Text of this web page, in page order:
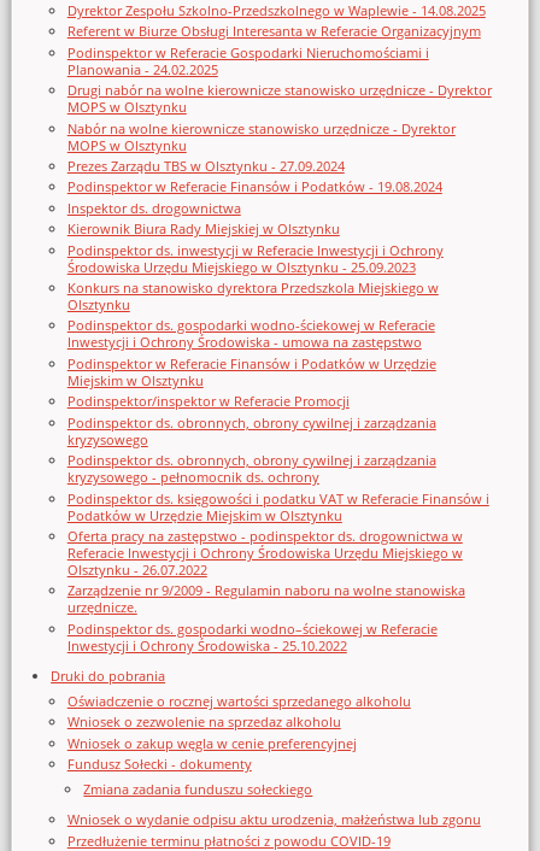
Dyrektor Zespołu Szkolno-Przedszkolnego w Waplewie - 14.08.2025
Referent w Biurze Obsługi Interesanta w Referacie Organizacyjnym
Podinspektor w Referacie Gospodarki Nieruchomościami i
Planowania - 24.02.2025
Drugi nabór na wolne kierownicze stanowisko urzędnicze - Dyrektor
MOPS w Olsztynku
Nabór na wolne kierownicze stanowisko urzędnicze - Dyrektor
MOPS w Olsztynku
Prezes Zarządu TBS w Olsztynku - 27.09.2024
Podinspektor w Referacie Finansów i Podatków - 19.08.2024
Inspektor ds. drogownictwa
Kierownik Biura Rady Miejskiej w Olsztynku
Podinspektor ds. inwestycji w Referacie Inwestycji i Ochrony
Środowiska Urzędu Miejskiego w Olsztynku - 25.09.2023
Konkurs na stanowisko dyrektora Przedszkola Miejskiego w
Olsztynku
Podinspektor ds. gospodarki wodno-ściekowej w Referacie
Inwestycji i Ochrony Środowiska - umowa na zastępstwo
Podinspektor w Referacie Finansów i Podatków w Urzędzie
Miejskim w Olsztynku
Podinspektor/inspektor w Referacie Promocji
Podinspektor ds. obronnych, obrony cywilnej i zarządzania
kryzysowego
Podinspektor ds. obronnych, obrony cywilnej i zarządzania
kryzysowego - pełnomocnik ds. ochrony
Podinspektor ds. księgowości i podatku VAT w Referacie Finansów i
Podatków w Urzędzie Miejskim w Olsztynku
Oferta pracy na zastępstwo - podinspektor ds. drogownictwa w
Referacie Inwestycji i Ochrony Środowiska Urzędu Miejskiego w
Olsztynku - 26.07.2022
Zarządzenie nr 9/2009 - Regulamin naboru na wolne stanowiska
urzędnicze.
Podinspektor ds. gospodarki wodno–ściekowej w Referacie
Inwestycji i Ochrony Środowiska - 25.10.2022
Druki do pobrania
Oświadczenie o rocznej wartości sprzedanego alkoholu
Wniosek o zezwolenie na sprzedaz alkoholu
Wniosek o zakup węgla w cenie preferencyjnej
Fundusz Sołecki - dokumenty
Zmiana zadania funduszu sołeckiego
Wniosek o wydanie odpisu aktu urodzenia, małżeństwa lub zgonu
Przedłużenie terminu płatności z powodu COVID-19